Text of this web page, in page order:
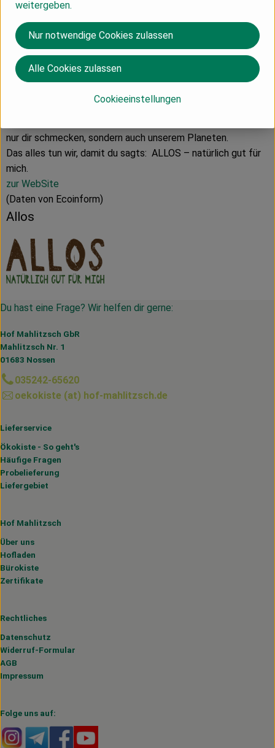
D 28217 Bremen
Nachhaltiger Bio-Genuss
Wir bei ALLOS wollen es dir leicht machen, dich natürlich zu
nur dir schmecken, sondern auch unserem Planeten.
Das alles tun wir, damit du sagts: ALLOS – natürlich gut für
mich.
zur WebSite
(Daten von Ecoinform)
Allos
Du hast eine Frage? Wir helfen dir gerne:
Hof Mahlitzsch GbR
Mahlitzsch Nr. 1
01683 Nossen
035242-65620
oekokiste (at) hof-mahlitzsch.de
Lieferservice
Ökokiste - So geht's
Häufige Fragen
Probelieferung
Liefergebiet
Hof Mahlitzsch
Über uns
Hofladen
Bürokiste
Zertifikate
Rechtliches
Datenschutz
Widerruf-Formular
AGB
Impressum
Folge uns auf:
Externer Link zu https://www.instagram.com/
Externer Link zu https://t.me/s/hofmahlitzsch
Externer Link zu https://www.facebook.com/
weitergeben.
Cookieeinstellungen
Nur notwendige Cookies zulassen
Alle Cookies zulassen